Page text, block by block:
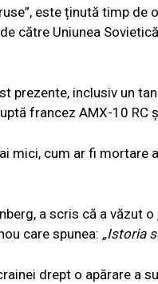
este ținută timp de
către Uniunea
prezente, inclusiv un
francez AMX-10 RC
mici, cum ar fi mortare
a scris că a văzut o
care spunea: „Istoria
drept o apărare a